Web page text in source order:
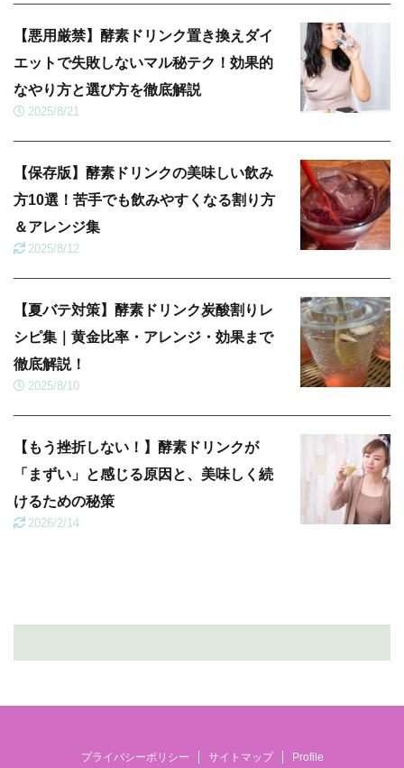
【悪用厳禁】酵素ドリンク置き換えダイ
エットで失敗しないマル秘テク！効果的
なやり方と選び方を徹底解説
2025/8/21
【保存版】酵素ドリンクの美味しい飲み
方10選！苦手でも飲みやすくなる割り方
＆アレンジ集
2025/8/12
【夏バテ対策】酵素ドリンク炭酸割りレ
シピ集｜黄金比率・アレンジ・効果まで
徹底解説！
2025/8/10
【もう挫折しない！】酵素ドリンクが
「まずい」と感じる原因と、美味しく続
けるための秘策
2026/2/14
プライバシーポリシー サイトマップ Profile